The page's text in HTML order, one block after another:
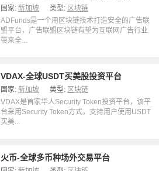
国家: 新加坡 类型: 区块链
ADFunds是一个用区块链技术打造安全的广告联
盟平台，广告联盟区块链有望为互联网广告行业
带来全...
VDAX-全球USDT买美股投资平台
国家: 新加坡 类型: 区块链
VDAX是首家华人Security Token投资平台，该平
台采用Security Token方式，支持用户使用USDT
买美...
火币-全球多币种场外交易平台